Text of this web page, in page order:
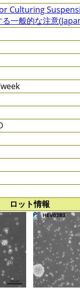
Culturing
一般的な注意
ロット情報